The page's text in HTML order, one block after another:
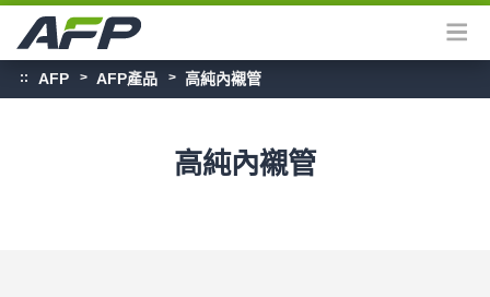
AFP AFP產品 高純內襯管
高純內襯管